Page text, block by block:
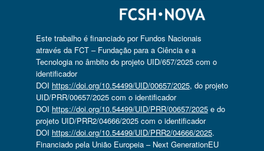
Este trabalho é financiado por Fundos Nacionais
através da FCT – Fundação para a Ciência e a
Tecnologia no âmbito do projeto UID/657/2025 com o
identificador
DOI https://doi.org/10.54499/UID/00657/2025, do projeto
UID/PRR/00657/2025 com o identificador
DOI https://doi.org/10.54499/UID/PRR/00657/2025e do
projeto UID/PRR2/04666/2025 com o identificador
DOI https://doi.org/10.54499/UID/PRR2/04666/2025.
Financiado pela União Europeia – Next GenerationEU